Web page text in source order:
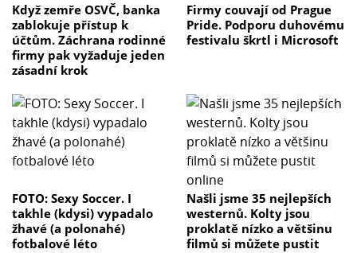
Když zemře OSVČ, banka
zablokuje přístup k
účtům. Záchrana rodinné
firmy pak vyžaduje jeden
zásadní krok
Firmy couvají od Prague
Pride. Podporu duhovému
festivalu škrtl i Microsoft
FOTO: Sexy Soccer. I
takhle (kdysi) vypadalo
žhavé (a polonahé)
fotbalové léto
Našli jsme 35 nejlepších
westernů. Kolty jsou
proklatě nízko a většinu
filmů si můžete pustit